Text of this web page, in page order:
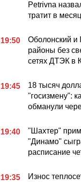
Petrivna
тратит в
19:50
Оболонский и
районы без
сетях ДТЭК в
19:45
18 тысяч
"госизмену":
обманули
19:40
"Шахтер"
"Динамо"
расписание
19:35
Износ